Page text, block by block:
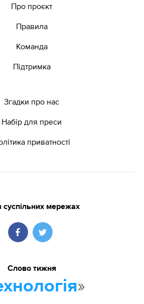
Про проєкт
Правила
Команда
Підтримка
Згадки про нас
Набір для преси
приватності
суспільних мережах
Слово тижня
»